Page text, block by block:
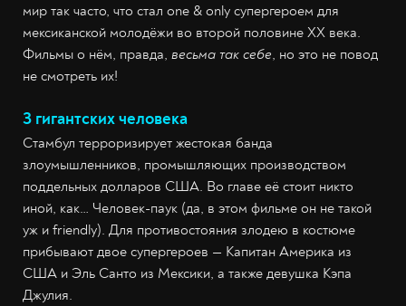
мир так часто, что стал one & only супергероем для
мексиканской молодёжи во второй половине XX века.
Фильмы о нём, правда, весьма так себе, но это не повод
не смотреть их!
3 гигантских человека
Стамбул терроризирует жестокая банда
злоумышленников, промышляющих производством
поддельных долларов США. Во главе её стоит никто
иной, как… Человек-паук (да, в этом фильме он не такой
уж и friendly). Для противостояния злодею в костюме
прибывают двое супергероев — Капитан Америка из
США и Эль Санто из Мексики, а также девушка Кэпа
Джулия.